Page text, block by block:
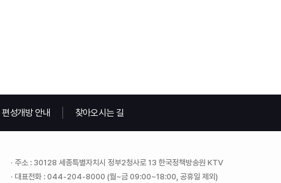
편성개방 안내 찾아오시는 길
주소 : 30128 세종특별자치시 정부2청사로 13 한국정책방송원 KTV
대표전화 : 044-204-8000 (월~금 09:00~18:00, 공휴일 제외)